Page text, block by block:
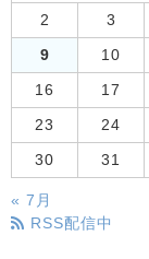
2 3
9 10
16 17
23 24
30 31
« 7月
RSS配信中